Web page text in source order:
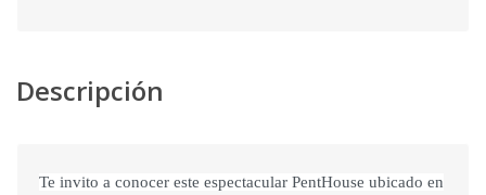
Descripción
Te invito a conocer este espectacular PentHouse ubicado en